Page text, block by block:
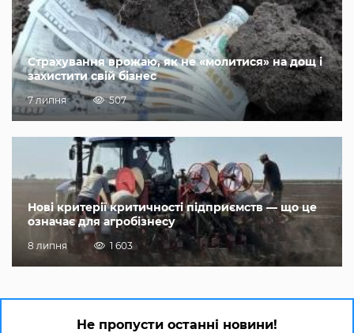
Страхування врожаю, як не «молитися» на дощ і
захистити свій бізнес
7 липня 507
Нові критерії критичності підприємств — що це
означає для агробізнесу
8 липня 1 603
Не пропусти останні новини!